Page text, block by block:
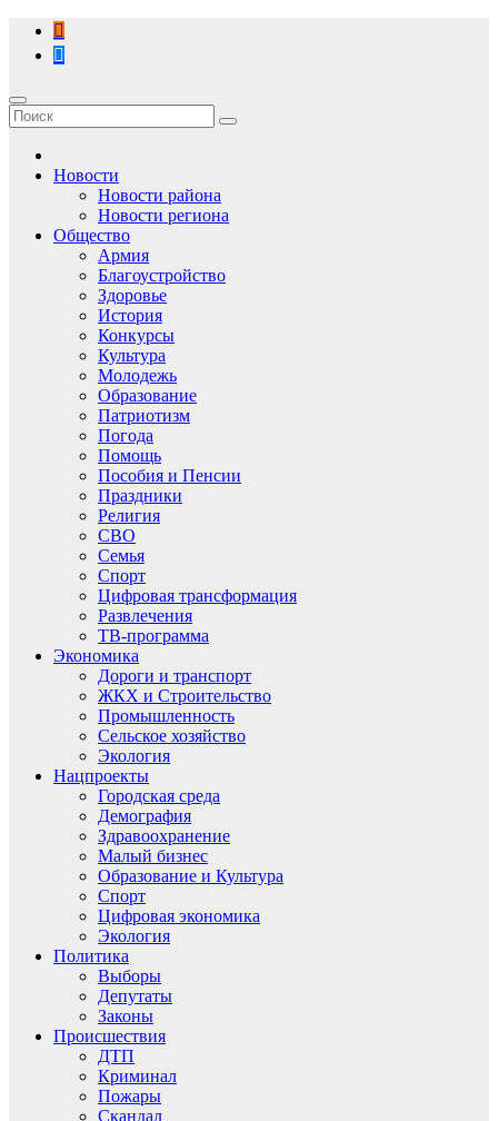
Перейти
содержимому
Новости
Новости района
Новости региона
Общество
Армия
Благоустройство
Здоровье
История
Конкурсы
Культура
Молодежь
Образование
Патриотизм
Погода
Помощь
Пособия и Пенсии
Праздники
Религия
СВО
Семья
Спорт
Цифровая трансформация
Развлечения
ТВ-программа
Экономика
Дороги и транспорт
ЖКХ и Строительство
Промышленность
Сельское хозяйство
Экология
Нацпроекты
Городская среда
Демография
Здравоохранение
Малый бизнес
Образование и Культура
Спорт
Цифровая экономика
Экология
Политика
Выборы
Депутаты
Законы
Происшествия
ДТП
Криминал
Пожары
Скандал